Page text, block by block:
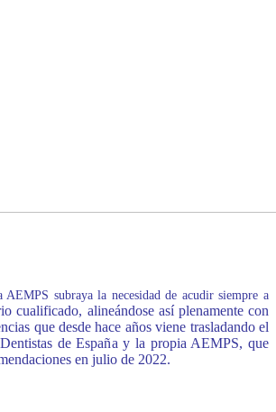
subraya la necesidad de acudir siempre a
cualificado, alineándose así plenamente con
que desde hace años viene trasladando el
de España y la propia AEMPS, que
en julio de 2022.